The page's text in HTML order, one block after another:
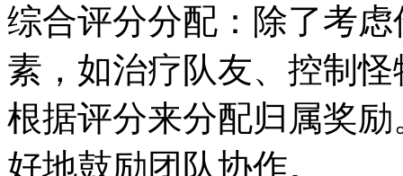
综合评分分配：除了考
素，如治疗队友、控制
根据评分来分配归属奖
好地鼓励团队协作。